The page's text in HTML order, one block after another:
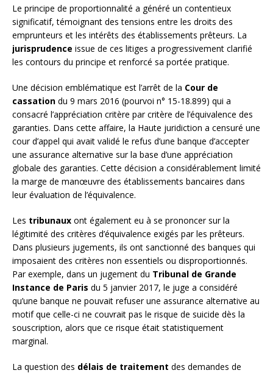
Le principe de proportionnalité a généré un contentieux
significatif, témoignant des tensions entre les droits des
emprunteurs et les intérêts des établissements prêteurs. La
jurisprudence issue de ces litiges a progressivement clarifié
les contours du principe et renforcé sa portée pratique.
Une décision emblématique est l’arrêt de la Cour de
cassation du 9 mars 2016 (pourvoi n° 15-18.899) qui a
consacré l’appréciation critère par critère de l’équivalence des
garanties. Dans cette affaire, la Haute juridiction a censuré une
cour d’appel qui avait validé le refus d’une banque d’accepter
une assurance alternative sur la base d’une appréciation
globale des garanties. Cette décision a considérablement limité
la marge de manœuvre des établissements bancaires dans
leur évaluation de l’équivalence.
Les tribunaux ont également eu à se prononcer sur la
légitimité des critères d’équivalence exigés par les prêteurs.
Dans plusieurs jugements, ils ont sanctionné des banques qui
imposaient des critères non essentiels ou disproportionnés.
Par exemple, dans un jugement du Tribunal de Grande
Instance de Paris du 5 janvier 2017, le juge a considéré
qu’une banque ne pouvait refuser une assurance alternative au
motif que celle-ci ne couvrait pas le risque de suicide dès la
souscription, alors que ce risque était statistiquement
marginal.
La question des délais de traitement des demandes de